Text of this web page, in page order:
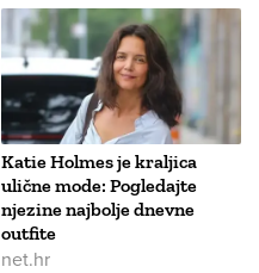
Katie Holmes je kraljica
ulične mode: Pogledajte
njezine najbolje dnevne
outfite
net.hr